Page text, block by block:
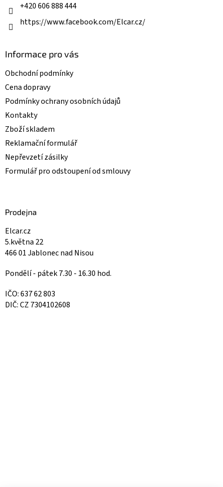
+420 606 888 444
https://www.facebook.com/Elcar.cz/
Informace pro vás
Obchodní podmínky
Cena dopravy
Podmínky ochrany osobních údajů
Kontakty
Zboží skladem
Reklamační formulář
Nepřevzetí zásilky
Formulář pro odstoupení od smlouvy
Prodejna
Elcar.cz
5.května 22
466 01 Jablonec nad Nisou
Pondělí - pátek 7.30 - 16.30 hod.
IČO: 637 62 803
DIČ: CZ 7304102608